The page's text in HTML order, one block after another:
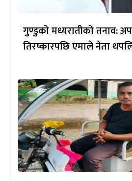
गुण्डुको मध्यरातीको तनाव:
तिरष्कारपछि एमाले नेता